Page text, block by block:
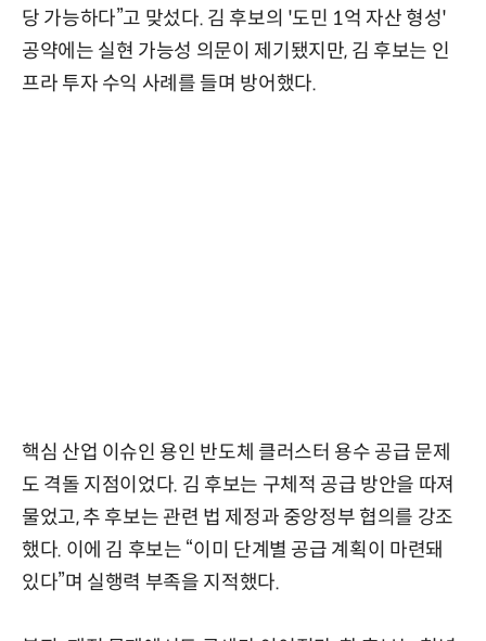
당 가능하다”고 맞섰다. 김 후보의 '도민 1억 자산 형성'
공약에는 실현 가능성 의문이 제기됐지만, 김 후보는 인
프라 투자 수익 사례를 들며 방어했다.
핵심 산업 이슈인 용인 반도체 클러스터 용수 공급 문제
도 격돌 지점이었다. 김 후보는 구체적 공급 방안을 따져
물었고, 추 후보는 관련 법 제정과 중앙정부 협의를 강조
했다. 이에 김 후보는 “이미 단계별 공급 계획이 마련돼
있다”며 실행력 부족을 지적했다.